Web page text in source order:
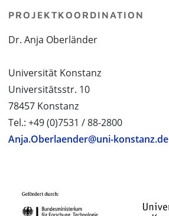
PROJEKTKOORDINATION
Dr. Anja Oberländer
Universität Konstanz
Universitätsstr. 10
78457 Konstanz
Tel.: +49 (0)7531 / 88-2800
Anja.Oberlaender@uni-konstanz.de